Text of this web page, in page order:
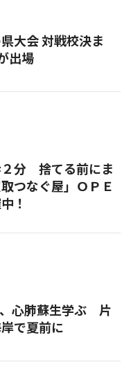
大会 対戦校決ま
出場
２分 捨てる前にま
つなぐ屋」ＯＰＥ
！
心肺蘇生学ぶ 片
で夏前に